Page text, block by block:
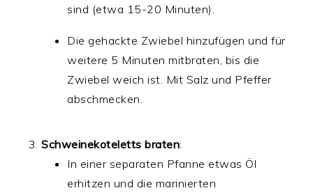
sind (etwa 15-20 Minuten).
Die gehackte Zwiebel hinzufügen und für
weitere 5 Minuten mitbraten, bis die
Zwiebel weich ist. Mit Salz und Pfeffer
abschmecken.
Schweinekoteletts braten:
In einer separaten Pfanne etwas Öl
erhitzen und die marinierten